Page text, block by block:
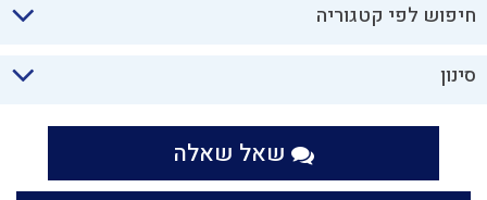
חיפוש לפי קטגוריה
סינון
שאל שאלה